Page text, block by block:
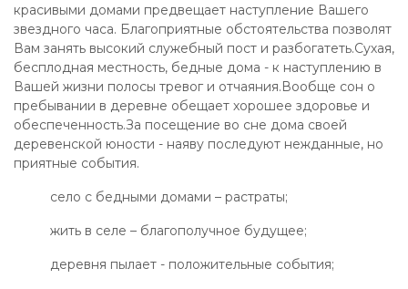
красивыми домами предвещает наступление Вашего
звездного часа. Благоприятные обстоятельства позволят
Вам занять высокий служебный пост и разбогатеть.Сухая,
бесплодная местность, бедные дома - к наступлению в
Вашей жизни полосы тревог и отчаяния.Вообще сон о
пребывании в деревне обещает хорошее здоровье и
обеспеченность.За посещение во сне дома своей
деревенской юности - наяву последуют нежданные, но
приятные события.
село с бедными домами – растраты;
жить в селе – благополучное будущее;
деревня пылает - положительные события;